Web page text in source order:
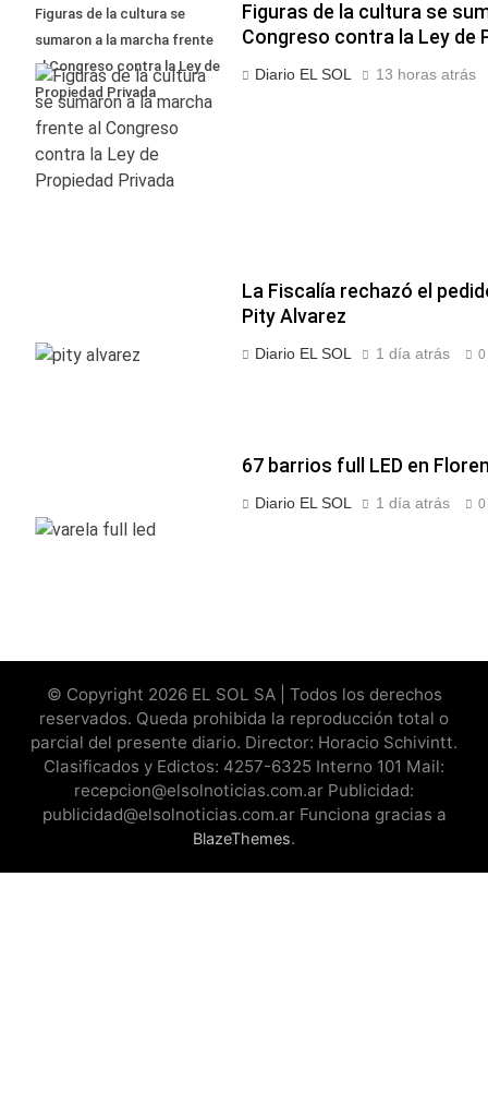
Figuras de la cultura se
sumaron a la marcha frente
al Congreso contra la Ley de
Propiedad Privada
Figuras de la cultura se
Congreso contra la Ley de
Diario EL SOL 13 horas atrás
La Fiscalía rechazó el
Pity Alvarez
Diario EL SOL 1 día atrás 0
67 barrios full LED en
Diario EL SOL 1 día atrás 0
© Copyright 2026 EL SOL SA | Todos los derechos
reservados. Queda prohibida la reproducción total o
parcial del presente diario. Director: Horacio Schivintt.
Clasificados y Edictos: 4257-6325 Interno 101 Mail:
recepcion@elsolnoticias.com.ar Publicidad:
publicidad@elsolnoticias.com.ar Funciona gracias a
BlazeThemes.